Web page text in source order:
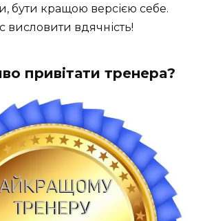
бути кращою версією себе.
висловити вдячність!
привітати тренера?